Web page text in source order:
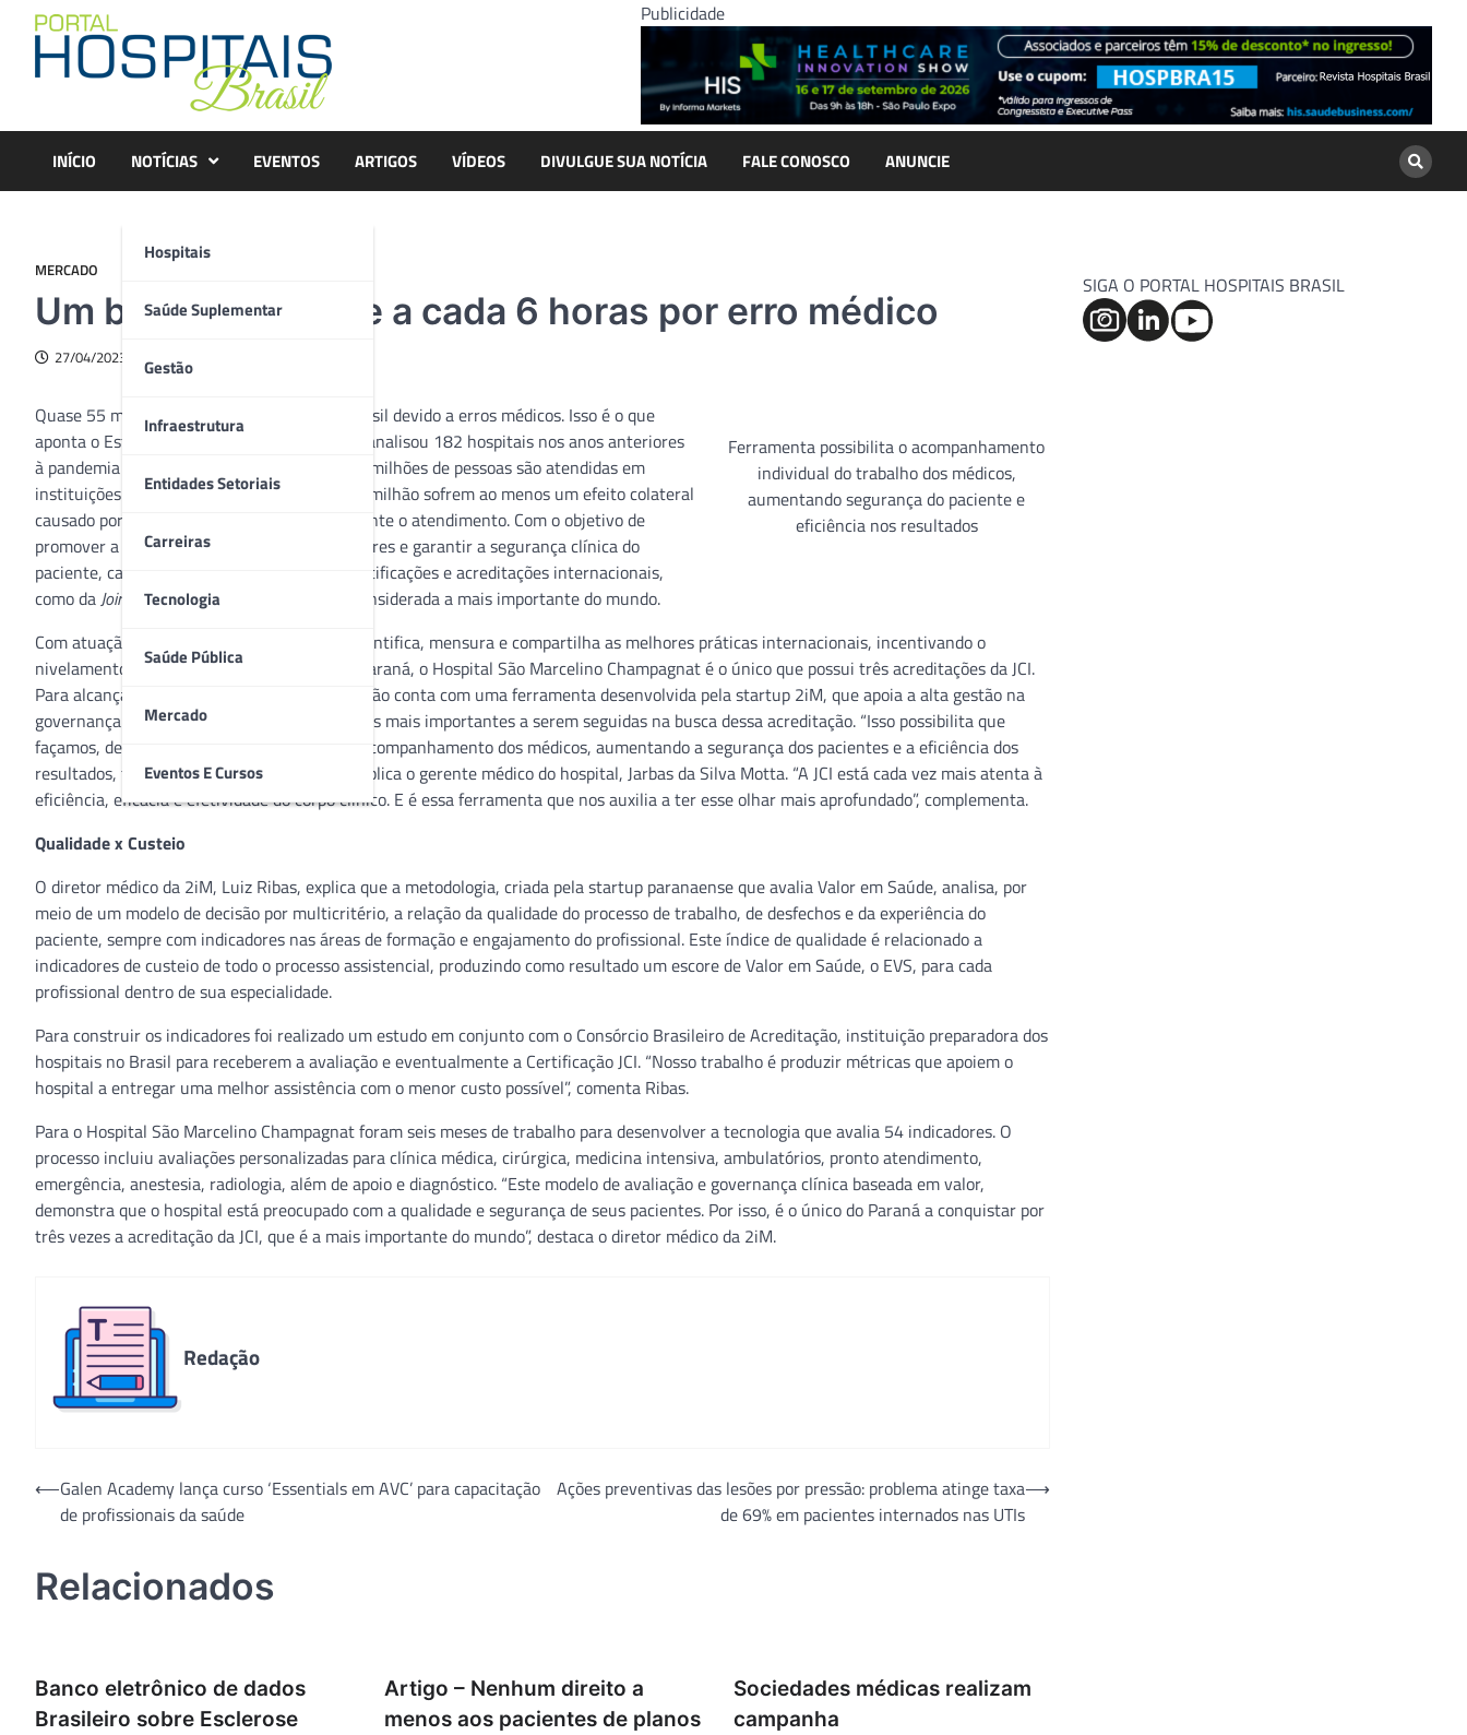
content
Publicidade
INÍCIO NOTÍCIAS
Hospitais
Saúde Suplementar
Gestão
Infraestrutura
Entidades Setoriais
Carreiras
Tecnologia
Saúde Pública
Mercado
Eventos E Cursos
EVENTOS ARTIGOS VÍDEOS DIVULGUE SUA NOTÍCIA FALE CONOSCO ANUNCIE
MERCADO
Um brasileiro morre a cada 6 horas por erro médico
27/04/2023
Ferramenta possibilita o acompanhamento
individual do trabalho dos médicos,
aumentando segurança do paciente e
eficiência nos resultados
Quase 55 mil pessoas morrem por ano no Brasil devido a erros médicos. Isso é o que
aponta o Estudo de Saúde Suplementar, que analisou 182 hospitais nos anos anteriores
à pandemia da Covid-19. Todos os anos, 19,4 milhões de pessoas são atendidas em
instituições hospitalares no país. Dessas, 1,3 milhão sofrem ao menos um efeito colateral
causado por negligência ou imprudência durante o atendimento. Com o objetivo de
promover a qualidade dos processos hospitalares e garantir a segurança clínica do
paciente, cada vez mais hospitais buscam certificações e acreditações internacionais,
como daJoint Commission International
(JCI), considerada a mais importante do mundo.
Com atuação em 90 países, a acreditadora identifica, mensura e compartilha as melhores práticas internacionais, incentivando o
nivelamento da qualidade dos hospitais. No Paraná, o Hospital São Marcelino Champagnat é o único que possui três acreditações da JCI.
Para alcançar o grau de excelência, a instituição conta com uma ferramenta desenvolvida pela startup 2iM, que apoia a alta gestão na
governança do corpo clínico – uma das normas mais importantes a serem seguidas na busca dessa acreditação. “Isso possibilita que
façamos, de uma forma mais sustentável, o acompanhamento dos médicos, aumentando a segurança dos pacientes e a eficiência dos
resultados, tudo de forma individualizada”, explica o gerente médico do hospital, Jarbas da Silva Motta. “A JCI está cada vez mais atenta à
eficiência, eficácia e efetividade do corpo clínico. E é essa ferramenta que nos auxilia a ter esse olhar mais aprofundado”, complementa.
Qualidade x Custeio
O diretor médico da 2iM, Luiz Ribas, explica que a metodologia, criada pela startup paranaense que avalia Valor em Saúde, analisa, por
meio de um modelo de decisão por multicritério, a relação da qualidade do processo de trabalho, de desfechos e da experiência do
paciente, sempre com indicadores nas áreas de formação e engajamento do profissional. Este índice de qualidade é relacionado a
indicadores de custeio de todo o processo assistencial, produzindo como resultado um escore de Valor em Saúde, o EVS, para cada
profissional dentro de sua especialidade.
Para construir os indicadores foi realizado um estudo em conjunto com o Consórcio Brasileiro de Acreditação, instituição preparadora dos
hospitais no Brasil para receberem a avaliação e eventualmente a Certificação JCI. “Nosso trabalho é produzir métricas que apoiem o
hospital a entregar uma melhor assistência com o menor custo possível”, comenta Ribas.
Para o Hospital São Marcelino Champagnat foram seis meses de trabalho para desenvolver a tecnologia que avalia 54 indicadores. O
processo incluiu avaliações personalizadas para clínica médica, cirúrgica, medicina intensiva, ambulatórios, pronto atendimento,
emergência, anestesia, radiologia, além de apoio e diagnóstico. “Este modelo de avaliação e governança clínica baseada em valor,
demonstra que o hospital está preocupado com a qualidade e segurança de seus pacientes. Por isso, é o único do Paraná a conquistar por
três vezes a acreditação da JCI, que é a mais importante do mundo”, destaca o diretor médico da 2iM.
Redação
Navegação
⟵Galen Academy lança curso ‘Essentials em AVC’ para capacitação
de profissionais da saúde
Ações preventivas das lesões por pressão: problema atinge taxa
de 69% em pacientes internados nas UTIs
⟶
Relacionados
Banco eletrônico de dados
Brasileiro sobre Esclerose
Artigo – Nenhum direito a
menos aos pacientes de planos
Sociedades médicas realizam
campanha
SIGA O PORTAL HOSPITAIS BRASIL